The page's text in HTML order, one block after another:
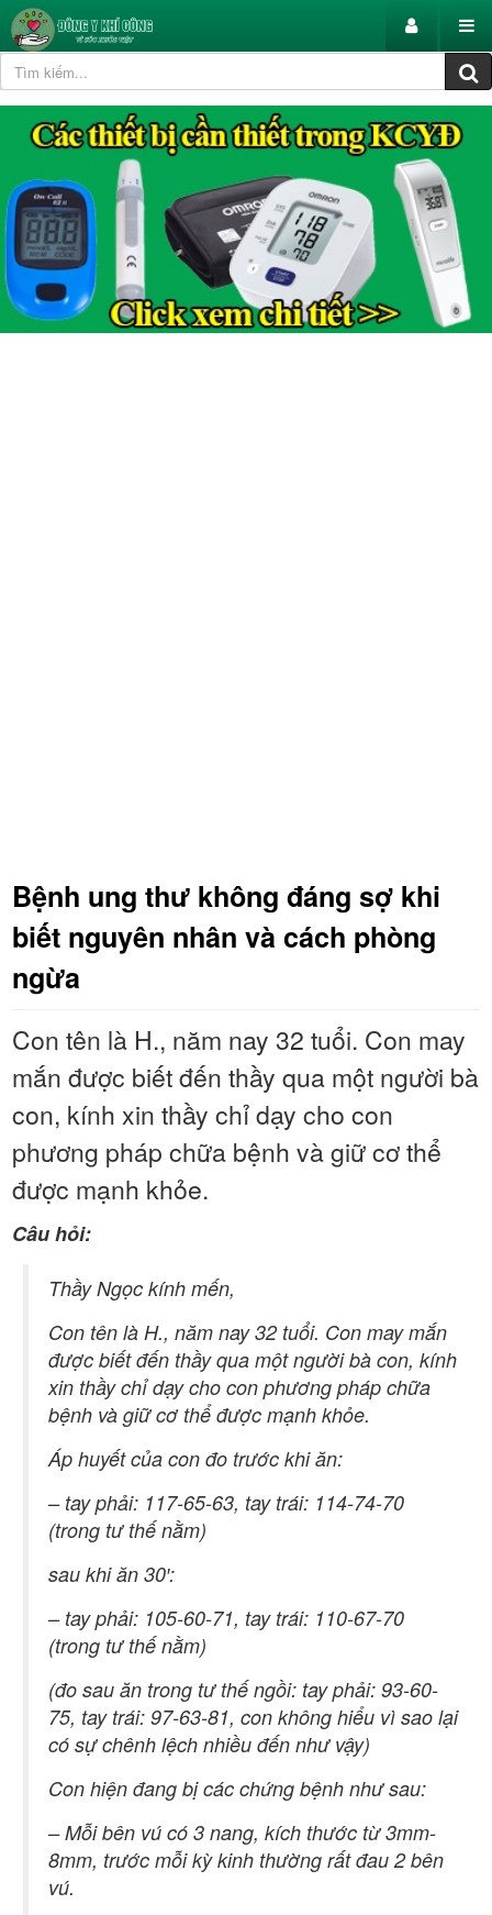
Bệnh ung thư không đáng sợ khi
biết nguyên nhân và cách phòng
ngừa
Con tên là H., năm nay 32 tuổi. Con may
mắn được biết đến thầy qua một người bà
con, kính xin thầy chỉ dạy cho con
phương pháp chữa bệnh và giữ cơ thể
được mạnh khỏe.
Câu hỏi:
Thầy Ngọc kính mến,
Con tên là H., năm nay 32 tuổi. Con may mắn
được biết đến thầy qua một người bà con, kính
xin thầy chỉ dạy cho con phương pháp chữa
bệnh và giữ cơ thể được mạnh khỏe.
Áp huyết của con đo trước khi ăn:
– tay phải: 117-65-63, tay trái: 114-74-70
(trong tư thế nằm)
sau khi ăn 30′:
– tay phải: 105-60-71, tay trái: 110-67-70
(trong tư thế nằm)
(đo sau ăn trong tư thế ngồi: tay phải: 93-60-
75, tay trái: 97-63-81, con không hiểu vì sao lại
có sự chênh lệch nhiều đến như vậy)
Con hiện đang bị các chứng bệnh như sau:
– Mỗi bên vú có 3 nang, kích thước từ 3mm-
8mm, trước mỗi kỳ kinh thường rất đau 2 bên
vú.